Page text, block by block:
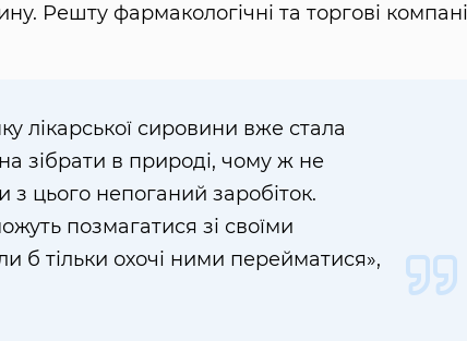
Решту фармакологічні та торгові
лікарської сировини вже стала
зібрати в природі, чому ж не
з цього непоганий заробіток.
позмагатися зі своїми
б тільки охочі ними перейматися»,